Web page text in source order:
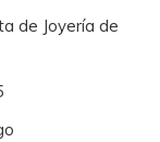
de Joyería de